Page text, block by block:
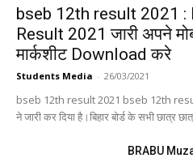
bseb 12th result 2021 :
Result 2021 जारी अपने
मार्कशीट Download करे
Students Media - 26/03/2021
bseb 12th result 2021 bseb 12th result
ने जारी कर दिया है।बिहार बोर्ड के सभी छात्र
BRABU